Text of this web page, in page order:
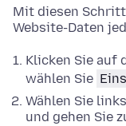
Mit diesen
Website-Daten
Klicken Sie auf
wählen Sie
Wählen Sie links
und gehen Sie